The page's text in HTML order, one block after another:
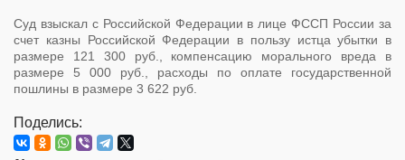
Суд взыскал с Российской Федерации в лице ФССП России за
счет казны Российской Федерации в пользу истца убытки в
размере 121 300 руб., компенсацию морального вреда в
размере 5 000 руб., расходы по оплате государственной
пошлины в размере 3 622 руб.
Поделись: